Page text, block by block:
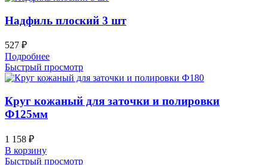
Надфиль плоский 3 шт
527 ₽
Подробнее
Быстрый просмотр
Круг кожаный для заточки и полировки
Ф125мм
1 158 ₽
В корзину
Быстрый просмотр